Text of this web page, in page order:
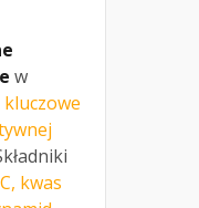
w
kwas